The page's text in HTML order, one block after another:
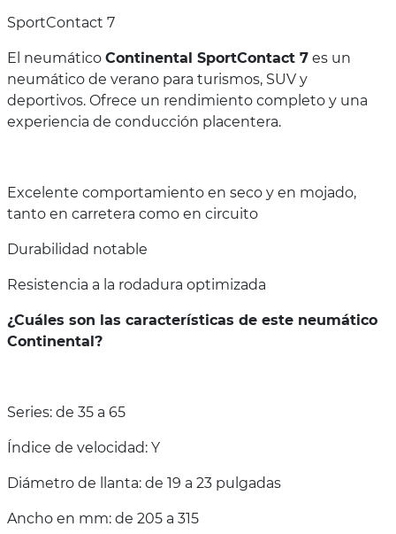
SportContact 7
El neumático Continental SportContact 7 es un
neumático de verano para turismos, SUV y
deportivos. Ofrece un rendimiento completo y una
experiencia de conducción placentera.
Excelente comportamiento en seco y en mojado,
tanto en carretera como en circuito
Durabilidad notable
Resistencia a la rodadura optimizada
¿Cuáles son las características de este neumático
Continental?
Series: de 35 a 65
Índice de velocidad: Y
Diámetro de llanta: de 19 a 23 pulgadas
Ancho en mm: de 205 a 315